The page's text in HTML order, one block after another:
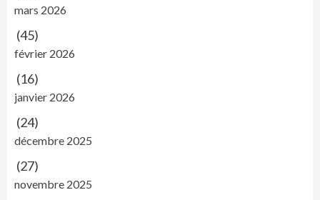
mars 2026
(45)
février 2026
(16)
janvier 2026
(24)
décembre 2025
(27)
novembre 2025